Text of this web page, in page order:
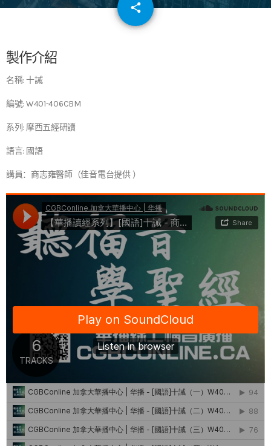
share
email
製作介紹
名稱: 十誡
編號: W401-406CBM
系列: 摩西五經研讀
語言: 國語
講員：商志雍醫師（佳音電台提供 ）